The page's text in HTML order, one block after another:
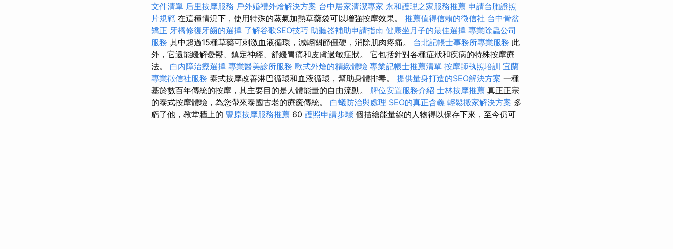
文件清單 后里按摩服務 戶外婚禮外燴解決方案 台中居家清潔專家 永和護理之家服務推薦 申請台胞證照
片規範 在這種情況下，使用特殊的蒸氣加熱草藥袋可以增強按摩效果。 推薦值得信賴的徵信社 台中骨盆
矯正 牙橋修復牙齒的選擇 了解谷歌SEO技巧 助聽器補助申請指南 健康坐月子的最佳選擇 專業除蟲公司
服務 其中超過15種草藥可刺激血液循環，減輕關節僵硬，消除肌肉疼痛。 台北記帳士事務所專業服務 此
外，它還能緩解憂鬱、鎮定神經、舒緩胃痛和皮膚過敏症狀。 它包括針對各種症狀和疾病的特殊按摩療
法。 白內障治療選擇 專業醫美診所服務 歐式外燴的精緻體驗 專業記帳士推薦清單 按摩師執照培訓 宜蘭
專業徵信社服務 泰式按摩改善淋巴循環和血液循環，幫助身體排毒。 提供量身打造的SEO解決方案 一種
基於數百年傳統的按摩，其主要目的是人體能量的自由流動。 牌位安置服務介紹 士林按摩推薦 真正正宗
的泰式按摩體驗，為您帶來泰國古老的療癒傳統。 白蟻防治與處理 SEO的真正含義 輕鬆搬家解決方案 多
虧了他，教堂牆上的 豐原按摩服務推薦 60 護照申請步驟 個描繪能量線的人物得以保存下來，至今仍可